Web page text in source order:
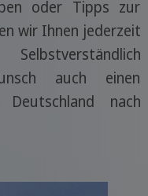
oder Tipps zur
wir Ihnen jederzeit
auch einen
nach